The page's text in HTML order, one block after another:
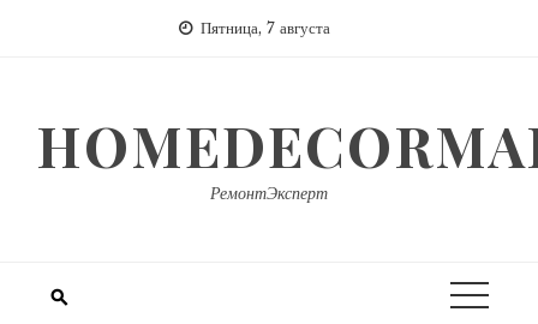
Пятница, 7 августа
РемонтЭксперт